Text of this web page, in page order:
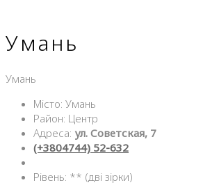
Умань
Умань
Місто: Умань
Район: Центр
Адреса: ул. Советская, 7
(+3804744) 52-632
Рівень: ** (дві зірки)